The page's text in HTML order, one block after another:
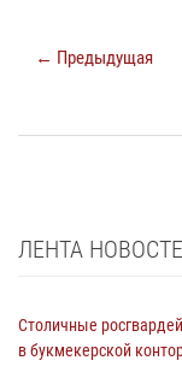
← Предыдущая
ЛЕНТА
Столичные
в букмекерской